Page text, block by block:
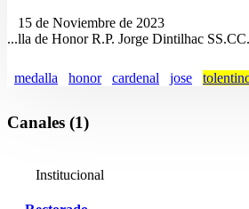
15 de Noviembre de 2023
...lla de Honor R.P. Jorge Dintilhac
medalla honor cardenal jose
Canales (1)
Institucional